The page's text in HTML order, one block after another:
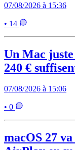
07/08/2026 à 15:36
• 14
Un Mac
240 €
07/08/2026 à 15:06
• 0
macOS 27